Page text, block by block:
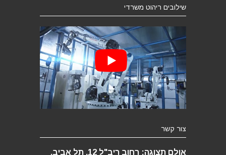
שילובים ריהוט משרדי
צור קשר
אולם תצוגה: רחוב ריב"ל 12, תל אביב.